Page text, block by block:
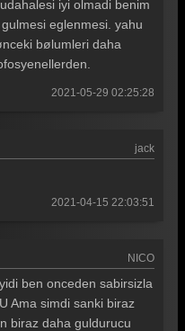
iyi olmadi benim
eglenmesi. yahu
bølumleri daha
2021-05-29 02:25:28
jack
2021-04-15 22:03:51
NICO
ben onceden sabirsizla
Ama simdi sanki biraz
biraz daha guldurucu